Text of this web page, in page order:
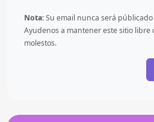
Nota:Su email nunca será
Ayudenos a mantener este sitio libre
molestos.